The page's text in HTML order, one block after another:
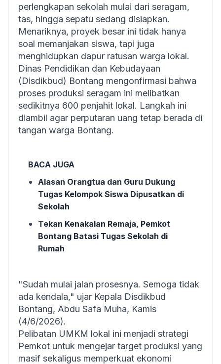
perlengkapan sekolah mulai dari seragam,
tas, hingga sepatu sedang disiapkan.
Menariknya, proyek besar ini tidak hanya
soal memanjakan siswa, tapi juga
menghidupkan dapur ratusan warga lokal.
Dinas Pendidikan dan Kebudayaan
(Disdikbud) Bontang mengonfirmasi bahwa
proses produksi seragam ini melibatkan
sedikitnya 600 penjahit lokal. Langkah ini
diambil agar perputaran uang tetap berada di
tangan warga Bontang.
BACA JUGA
Alasan Orangtua dan Guru Dukung
Tugas Kelompok Siswa Dipusatkan di
Sekolah
Tekan Kenakalan Remaja, Pemkot
Bontang Batasi Tugas Sekolah di
Rumah
"Sudah mulai jalan prosesnya. Semoga tidak
ada kendala," ujar Kepala Disdikbud
Bontang, Abdu Safa Muha, Kamis
(4/6/2026).
Pelibatan UMKM lokal ini menjadi strategi
Pemkot untuk mengejar target produksi yang
masif sekaligus memperkuat ekonomi